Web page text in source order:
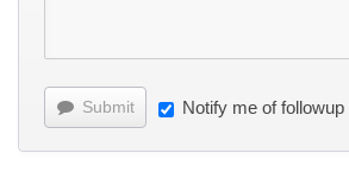
Submit Notify me of